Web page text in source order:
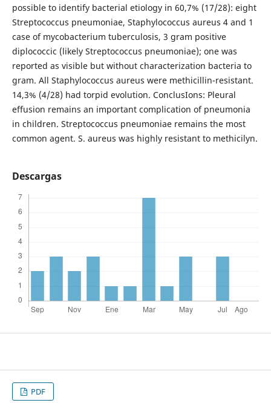
possible to identify bacterial etiology in 60,7% (17/28): eight
Streptococcus pneumoniae, Staphylococcus aureus 4 and 1
case of mycobacterium tuberculosis, 3 gram positive
diplococcic (likely Streptococcus pneumoniae); one was
reported as visible but without characterization bacteria to
gram. All Staphylococcus aureus were methicillin-resistant.
14,3% (4/28) had torpid evolution. ConclusIons: Pleural
effusion remains an important complication of pneumonia
in children. Streptococcus pneumoniae remains the most
common agent. S. aureus was highly resistant to methicilyn.
Descargas
PDF